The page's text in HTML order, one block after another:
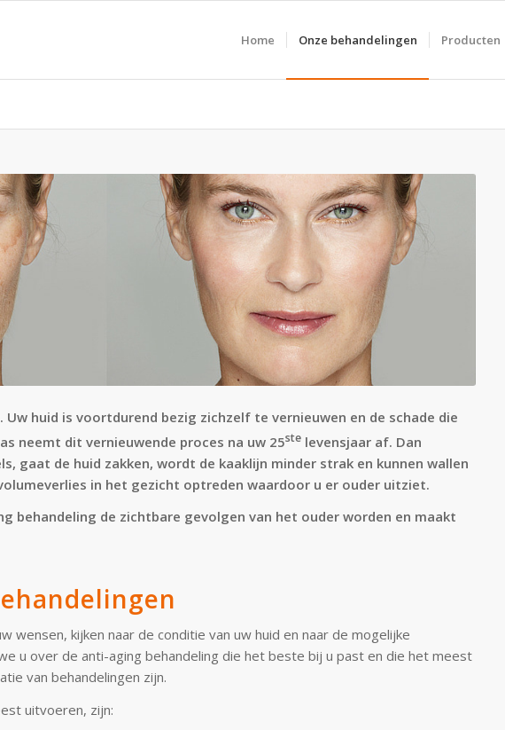
Home Onze behandelingen Producten
huid is voortdurend bezig zichzelf te vernieuwen en de schade die
neemt dit vernieuwende proces na uw 25ste levensjaar af. Dan
gaat de huid zakken, wordt de kaaklijn minder strak en kunnen wallen
in het gezicht optreden waardoor u er ouder uitziet.
behandeling de zichtbare gevolgen van het ouder worden en maakt
wensen, kijken naar de conditie van uw huid en naar de mogelijke
u over de anti-aging behandeling die het beste bij u past en die het meest
van behandelingen zijn.
uitvoeren, zijn: